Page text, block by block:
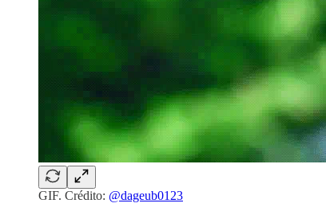
GIF. Crédito: @dageub0123